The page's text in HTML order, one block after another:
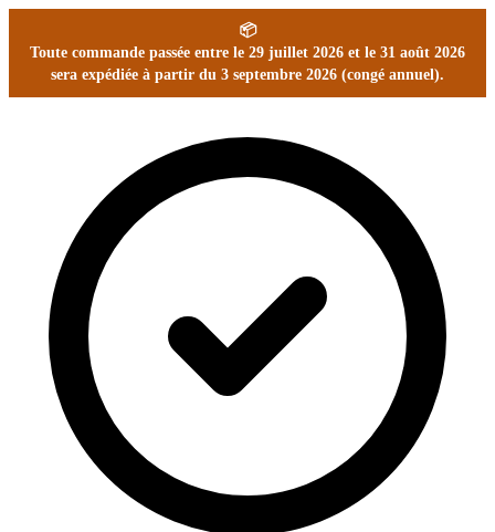
📦
Toute commande passée entre le 29 juillet 2026 et le 31 août 2026
sera expédiée à partir du 3 septembre 2026 (congé annuel).